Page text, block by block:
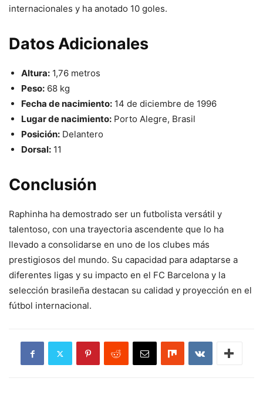
internacionales y ha anotado 10 goles.
Datos Adicionales
Altura: 1,76 metros
Peso: 68 kg
Fecha de nacimiento: 14 de diciembre de 1996
Lugar de nacimiento: Porto Alegre, Brasil
Posición: Delantero
Dorsal: 11
Conclusión
Raphinha ha demostrado ser un futbolista versátil y
talentoso, con una trayectoria ascendente que lo ha
llevado a consolidarse en uno de los clubes más
prestigiosos del mundo. Su capacidad para adaptarse a
diferentes ligas y su impacto en el FC Barcelona y la
selección brasileña destacan su calidad y proyección en el
fútbol internacional.